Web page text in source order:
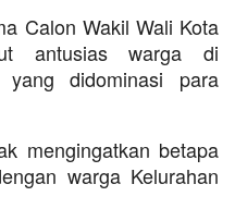
Calon Wakil Wali Kota
antusias warga di
didominasi para
mengingatkan betapa
warga Kelurahan